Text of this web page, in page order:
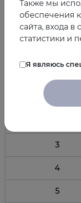
Сумма
3
4
5
Также мы
обеспечения
сайта, входа в
статистики и
Я являюсь